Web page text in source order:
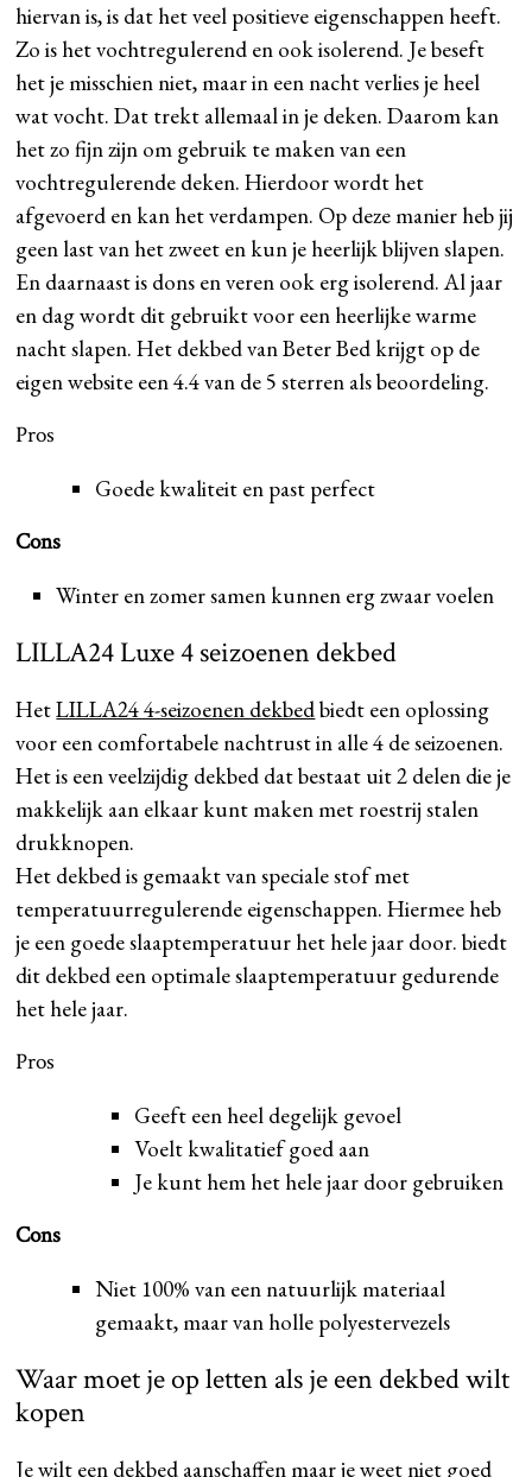
hiervan is, is dat het veel positieve eigenschappen heeft.
Zo is het vochtregulerend en ook isolerend. Je beseft
het je misschien niet, maar in een nacht verlies je heel
wat vocht. Dat trekt allemaal in je deken. Daarom kan
het zo fijn zijn om gebruik te maken van een
vochtregulerende deken. Hierdoor wordt het
afgevoerd en kan het verdampen. Op deze manier heb jij
geen last van het zweet en kun je heerlijk blijven slapen.
En daarnaast is dons en veren ook erg isolerend. Al jaar
en dag wordt dit gebruikt voor een heerlijke warme
nacht slapen. Het dekbed van Beter Bed krijgt op de
eigen website een 4.4 van de 5 sterren als beoordeling.
Pros
Goede kwaliteit en past perfect
Cons
Winter en zomer samen kunnen erg zwaar voelen
LILLA24 Luxe 4 seizoenen dekbed
HetLILLA24 4-seizoenen dekbedbiedt een oplossing
voor een comfortabele nachtrust in alle 4 de seizoenen.
Het is een veelzijdig dekbed dat bestaat uit 2 delen die je
makkelijk aan elkaar kunt maken met roestrij stalen
drukknopen.
Het dekbed is gemaakt van speciale stof met
temperatuurregulerende eigenschappen. Hiermee heb
je een goede slaaptemperatuur het hele jaar door. biedt
dit dekbed een optimale slaaptemperatuur gedurende
het hele jaar.
Pros
Geeft een heel degelijk gevoel
Voelt kwalitatief goed aan
Je kunt hem het hele jaar door gebruiken
Cons
Niet 100% van een natuurlijk materiaal
gemaakt, maar van holle polyestervezels
Waar moet je op letten als je een dekbed wilt
kopen
Je wilt een dekbed aanschaffen maar je weet niet goed